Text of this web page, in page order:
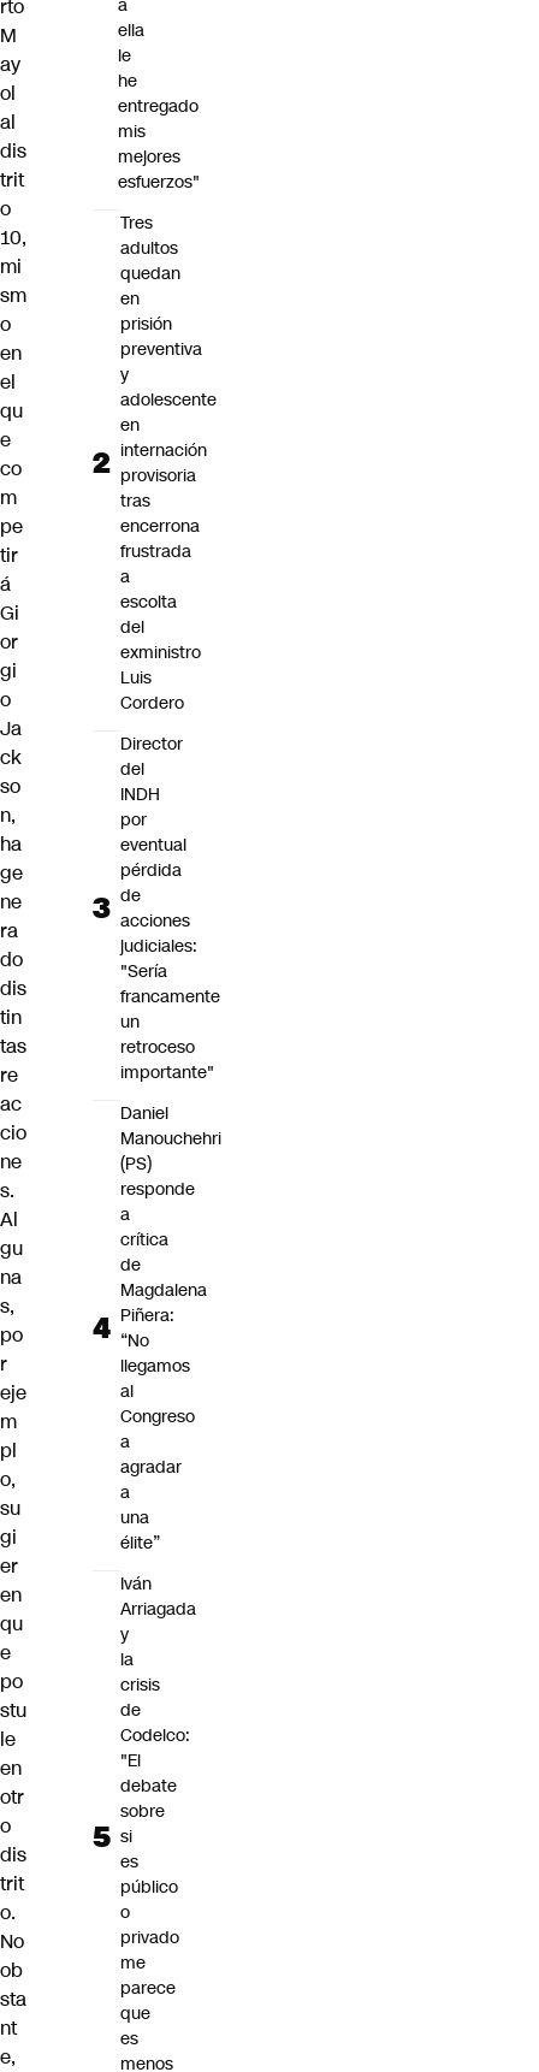
rto
M
ay
ol
al
dis
trit
o
10,
mi
sm
o
en
el
qu
e
co
m
pe
tir
á
Gi
or
gi
o
Ja
ck
so
n,
ha
ge
ne
ra
do
dis
tin
tas
re
ac
cio
ne
s.
Al
gu
na
s,
po
r
eje
m
pl
o,
su
gi
er
en
qu
e
po
stu
le
en
otr
o
dis
trit
o.
No
ob
sta
nt
e,
a
ella
le
he
entregado
mis
mejores
esfuerzos"
Tres
adultos
quedan
en
prisión
preventiva
y
adolescente
en
internación
provisoria
tras
encerrona
frustrada
a
escolta
del
exministro
Luis
Cordero
Director
del
INDH
por
eventual
pérdida
de
acciones
judiciales:
"Sería
francamente
un
retroceso
importante"
Daniel
Manouchehri
(PS)
responde
a
crítica
de
Magdalena
Piñera:
“No
llegamos
al
Congreso
a
agradar
a
una
élite”
Iván
Arriagada
y
la
crisis
de
Codelco:
"El
debate
sobre
si
es
público
o
privado
me
parece
que
es
menos